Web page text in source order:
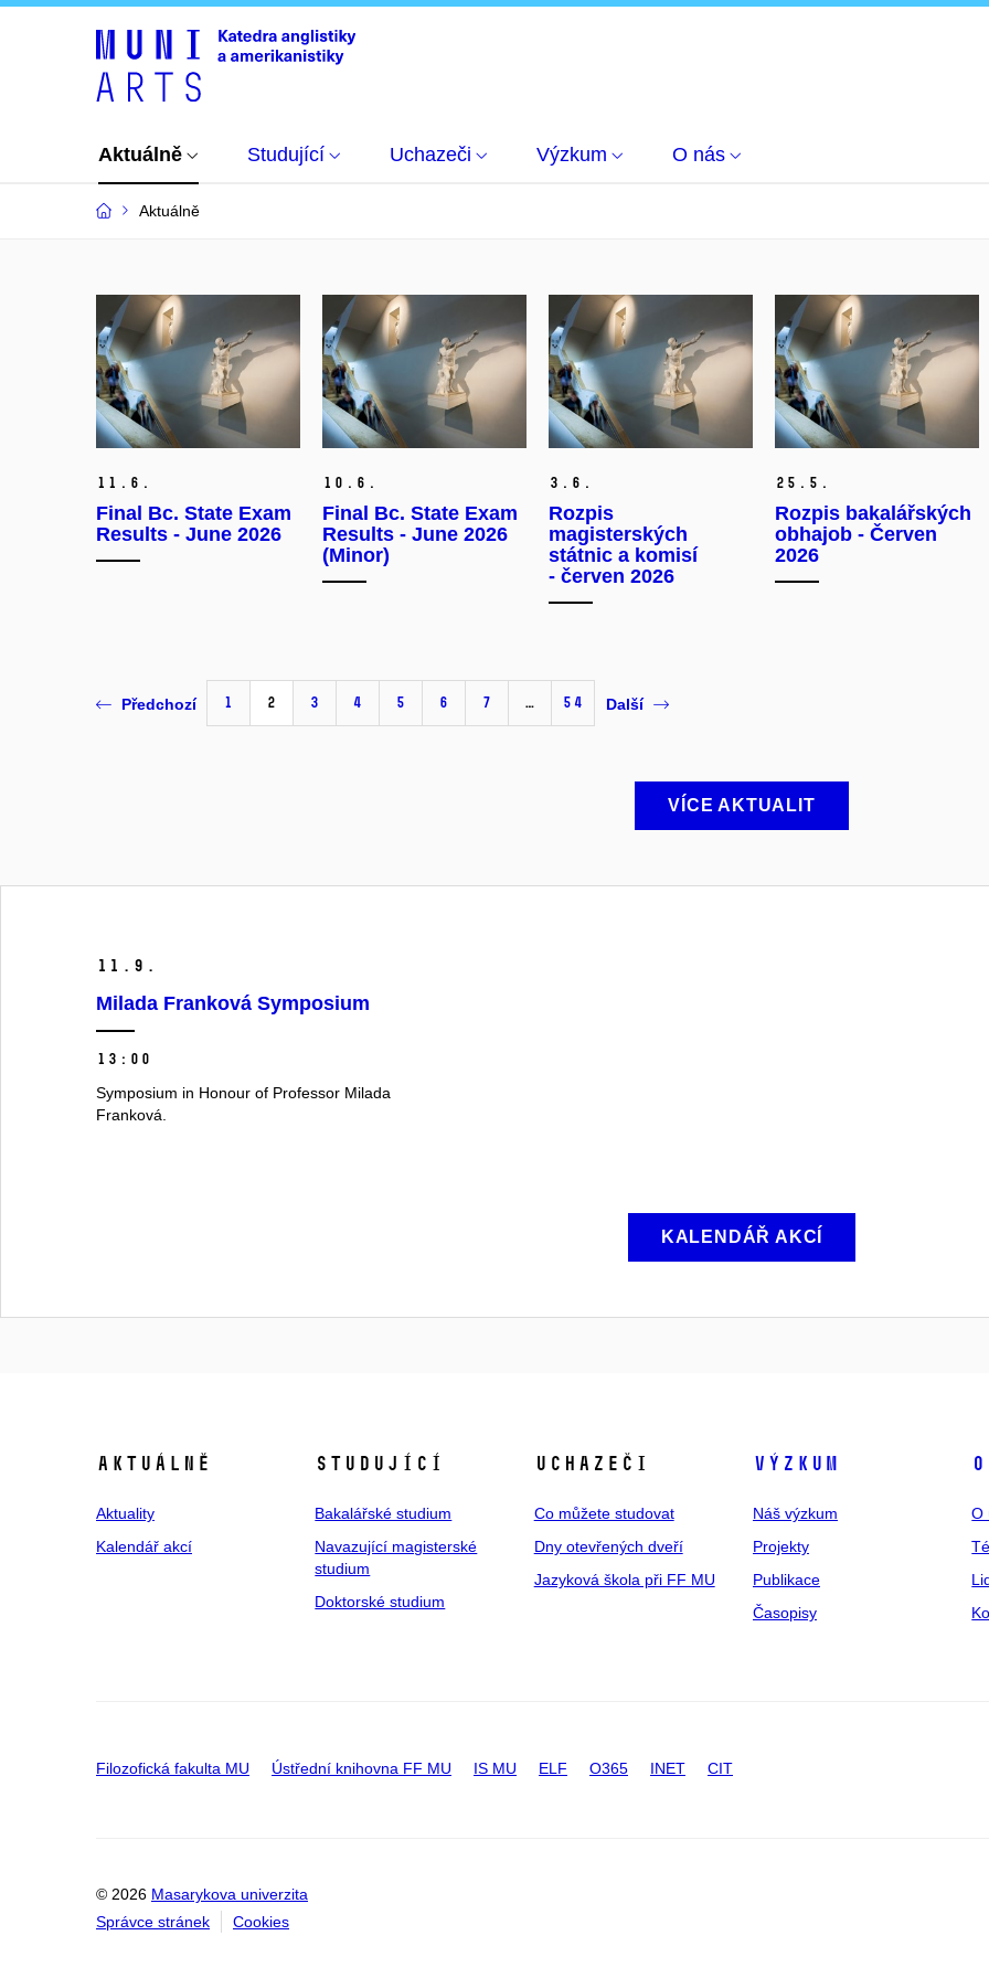
Aktuálně Studující Uchazeči Výzkum O nás
Aktuálně
11. 6.
Final Bc. State Exam
Results - June 2026
10. 6.
Final Bc. State Exam
Results - June 2026
(Minor)
3. 6.
Rozpis
magisterských
státnic a komisí
- červen 2026
25. 5.
Rozpis bakalářských
obhajob - Červen
2026
Předchozí 1 2 3 4 5 6 7 … 54 Další
VÍCE AKTUALIT
11. 9.
Milada Franková Symposium
13:00
Symposium in Honour of Professor Milada
Franková.
KALENDÁŘ AKCÍ
Aktuálně
Aktuality
Kalendář akcí
Studující
Bakalářské studium
Navazující magisterské
studium
Doktorské studium
Uchazeči
Co můžete studovat
Dny otevřených dveří
Jazyková škola při FF MU
Výzkum
Náš výzkum
Projekty
Publikace
Časopisy
O
Filozofická fakulta MU Ústřední knihovna FF MU IS MU ELF O365 INET CIT
© 2026 Masarykova univerzita
Správce stránek
Cookies